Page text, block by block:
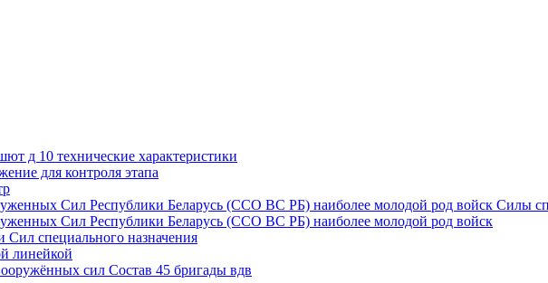
д 10 технические характеристики
для контроля этапа
Сил Республики Беларусь (ССО ВС РБ) наиболее молодой род войск Силы
Сил Республики Беларусь (ССО ВС РБ) наиболее молодой род войск
специального назначения
линейкой
сил Состав 45 бригады вдв